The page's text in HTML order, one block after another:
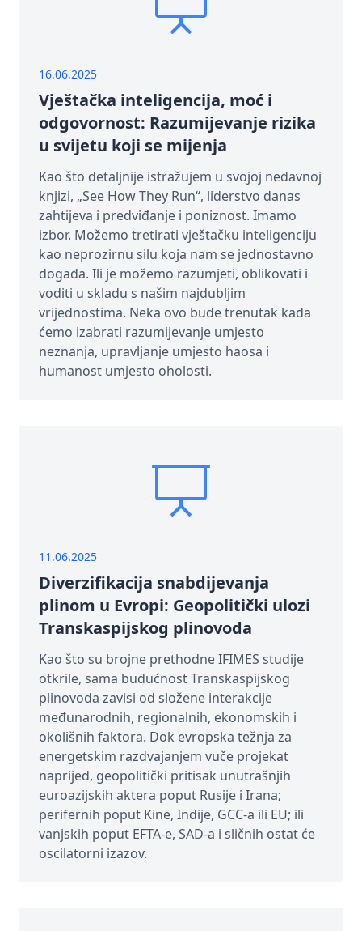
16.06.2025
Vještačka inteligencija, moć i
odgovornost: Razumijevanje rizika
u svijetu koji se mijenja
Kao što detaljnije istražujem u svojoj nedavnoj
knjizi, „See How They Run“, liderstvo danas
zahtijeva i predviđanje i poniznost. Imamo
izbor. Možemo tretirati vještačku inteligenciju
kao neprozirnu silu koja nam se jednostavno
događa. Ili je možemo razumjeti, oblikovati i
voditi u skladu s našim najdubljim
vrijednostima. Neka ovo bude trenutak kada
ćemo izabrati razumijevanje umjesto
neznanja, upravljanje umjesto haosa i
humanost umjesto oholosti.
11.06.2025
Diverzifikacija snabdijevanja
plinom u Evropi: Geopolitički ulozi
Transkaspijskog plinovoda
Kao što su brojne prethodne IFIMES studije
otkrile, sama budućnost Transkaspijskog
plinovoda zavisi od složene interakcije
međunarodnih, regionalnih, ekonomskih i
okolišnih faktora. Dok evropska težnja za
energetskim razdvajanjem vuče projekat
naprijed, geopolitički pritisak unutrašnjih
euroazijskih aktera poput Rusije i Irana;
perifernih poput Kine, Indije, GCC-a ili EU; ili
vanjskih poput EFTA-e, SAD-a i sličnih ostat će
oscilatorni izazov.